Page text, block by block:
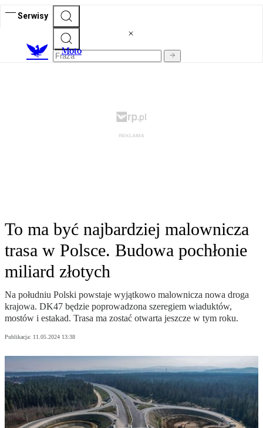
Serwisy
Moto
To ma być najbardziej malownicza
trasa w Polsce. Budowa pochłonie
miliard złotych
Na południu Polski powstaje wyjątkowo malownicza nowa droga
krajowa. DK47 będzie poprowadzona szeregiem wiaduktów,
mostów i estakad. Trasa ma zostać otwarta jeszcze w tym roku.
Publikacja: 11.05.2024 13:38